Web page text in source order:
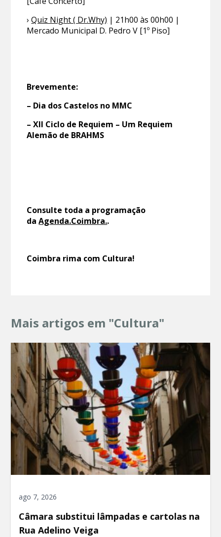
›Quiz Night ( Dr.Why) | 21h00 às 00h00 |
Mercado Municipal D. Pedro V [1º Piso]
Brevemente:
– Dia dos Castelos no MMC
– XII Ciclo de Requiem – Um Requiem
Alemão de BRAHMS
Consulte toda a programação
daAgenda.Coimbra..
Coimbra rima com Cultura!
Mais artigos em "Cultura"
ago 7, 2026
Câmara substitui lâmpadas e cartolas na
Rua Adelino Veiga